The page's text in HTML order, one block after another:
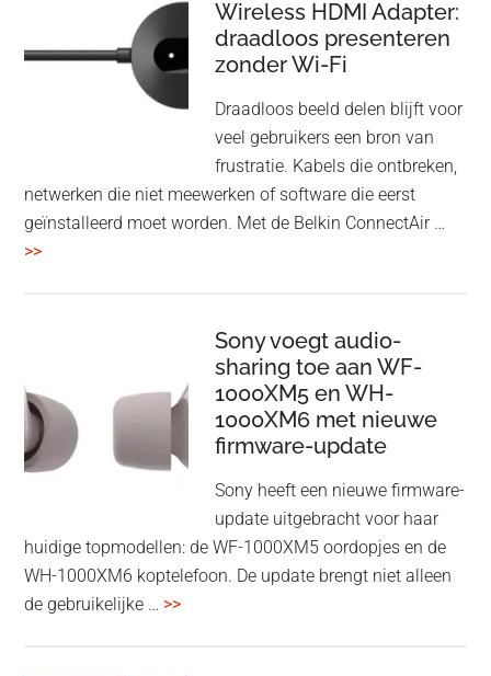
in
een
twist
Wireless HDMI Adapter:
draadloos presenteren
zonder Wi-Fi
Draadloos beeld delen blijft voor
veel gebruikers een bron van
frustratie. Kabels die ontbreken,
netwerken die niet meewerken of software die eerst
geïnstalleerd moet worden. Met de Belkin ConnectAir …
>>overBelkin
draadloos
presenteren
zonder
Wi-
Sony voegt audio-
sharing toe aan WF-
1000XM5 en WH-
1000XM6 met nieuwe
firmware-update
Sony heeft een nieuwe firmware-
update uitgebracht voor haar
huidige topmodellen: de WF-1000XM5 oordopjes en de
WH-1000XM6 koptelefoon. De update brengt niet alleen
de gebruikelijke … >>overSony